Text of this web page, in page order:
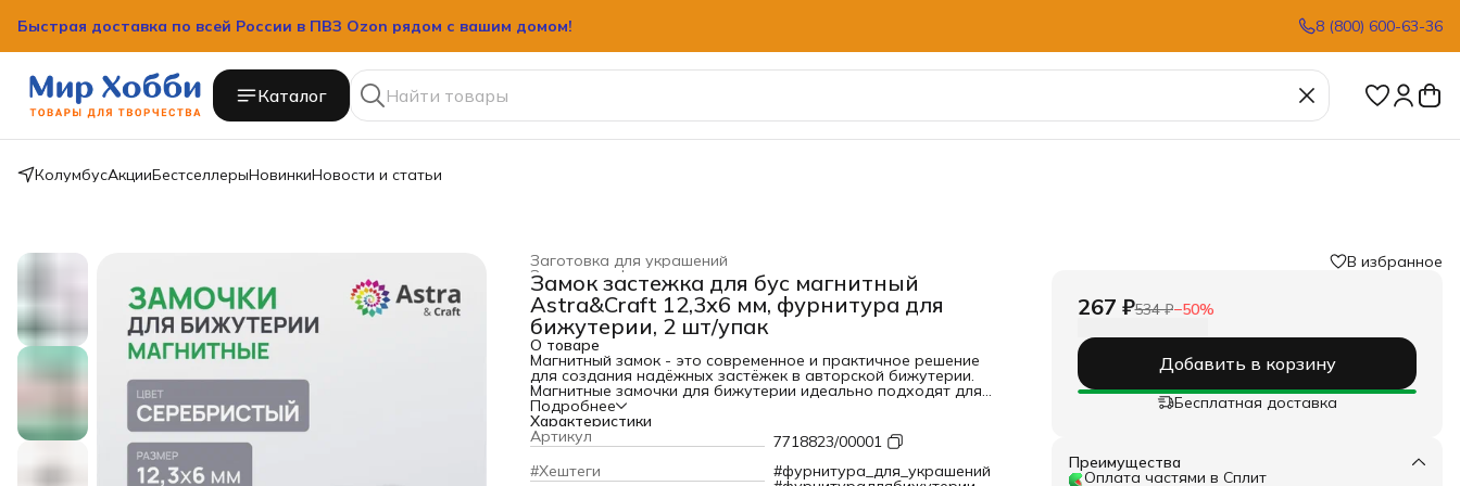
Быстрая доставка по всей России в ПВЗ Ozon рядом с вашим домом!
Быстрая доставка по всей России в ПВЗ Ozon рядом с вашим домом!
8 (800) 600-63-36
Каталог
КолумбусАкцииБестселлерыНовинкиНовости и статьи
Заготовка для украшений
Заготовка, фурнитура для рукоделия ›
Хобби и творчество ›
Главная
Замок застежка для бус магнитный
Astra&Craft 12,3х6 мм, фурнитура для
бижутерии, 2 шт/упак
О товаре
Магнитный замок - это современное и практичное решение
для создания надёжных застёжек в авторской бижутерии.
Магнитные замочки для бижутерии идеально подходят для
изготовления различных украшений ручной работы: чокеров,
бус, подвесок, колье и браслетов.
Магнитный замок для бижутерии выполнен из
высококачественного металлического сплава, который
обладает оптимальной прочностью для повседневного
использования и сохраняет первоначальный цвет даже при
Подробнее
Характеристики
Артикул
7718823/00001
#Хештеги
#фурнитура_для_украшений
В избранное
267 ₽534 ₽−50%
Добавить в корзину
Бесплатная доставка
Преимущества
Оплата частями в Сплит